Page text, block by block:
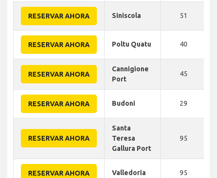
RESERVAR AHORA Siniscola 51
RESERVAR AHORA Poltu Quatu 40
RESERVAR AHORA
Cannigione
Port
45
RESERVAR AHORA Budoni 29
RESERVAR AHORA
Santa
Teresa
Gallura Port
95
RESERVAR AHORA Valledoria 95